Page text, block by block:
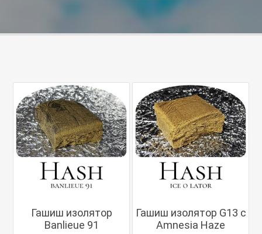
Гашиш изолятор
Banlieue 91
Гашиш изолятор G13 с
Amnesia Haze